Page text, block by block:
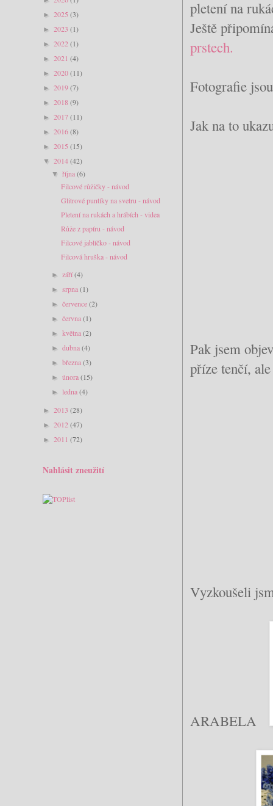
pletení na
Ještě
prstech.
Fotografie
Jak na to
Pak jsem
příze tenčí,
Vyzkoušeli
ARABELA
► 2025 (3)
► 2023 (1)
► 2022(1)
► 2021 (4)
► 2020(11)
► 2019(7)
► 2018 (9)
► 2017(11)
► 2016(8)
► 2015 (15)
▼ 2014(42)
▼října(6)
Filcové růžičky - návod
Glitrové puntíky na svetru - návod
Pletení na rukách a hrábích - videa
Růže z papíru - návod
Filcové jablíčko - návod
Filcová hruška - návod
►září(4)
►srpna(1)
►července(2)
►června(1)
►května(2)
►dubna(4)
►března(3)
►února(15)
►ledna(4)
► 2013 (28)
► 2012(47)
► 2011 (72)
Nahlásit zneužití